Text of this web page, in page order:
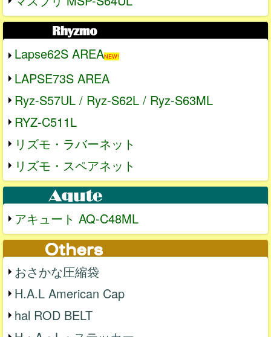
Lapse62S AREANEW!
LAPSE73S AREA
Ryz-S57UL / Ryz-S62L / Ryz-S63ML
RYZ-C511L
リズモ・ラバーネット
リズモ・スペアネット
アキュート AQ-C48ML
おさかな圧縮袋
H.A.L American Cap
hal ROD BELT